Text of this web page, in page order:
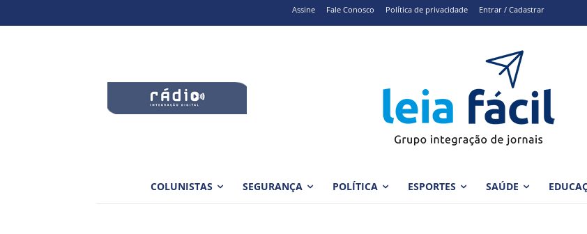
Assine Fale Conosco Política de privacidade Entrar / Cadastrar
COLUNISTAS SEGURANÇA POLÍTICA ESPORTES SAÚDE